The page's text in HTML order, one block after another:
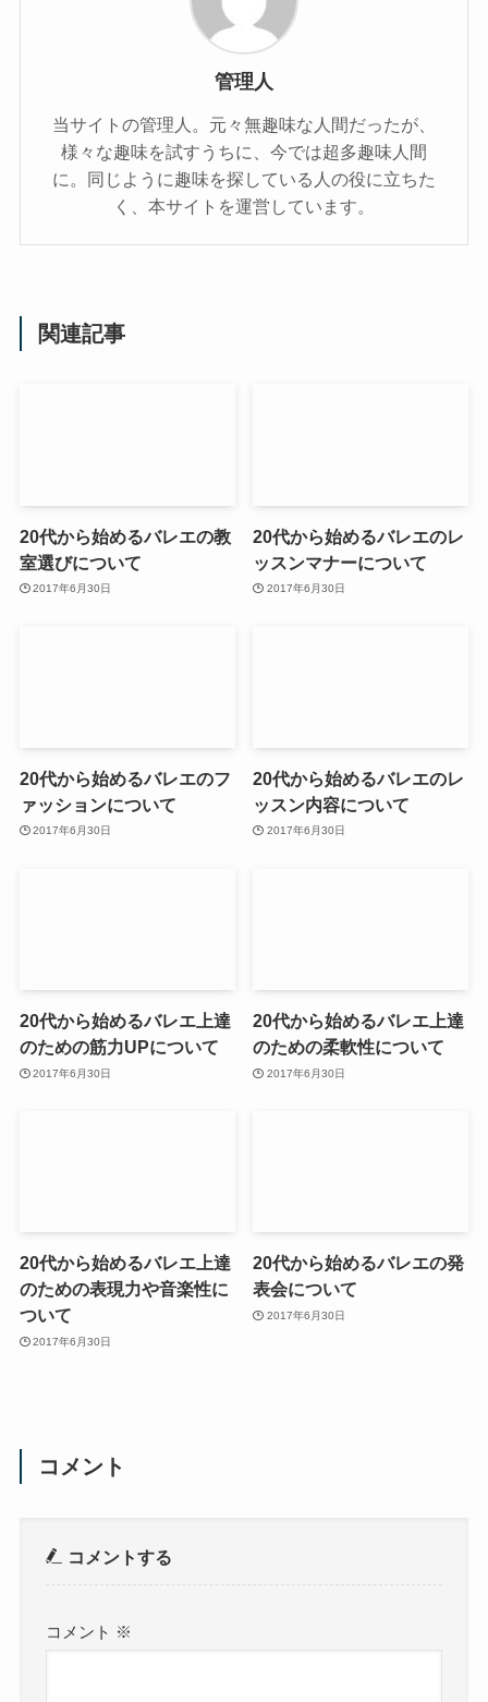
管理人
当サイトの管理人。元々無趣味な人間だったが、
様々な趣味を試すうちに、今では超多趣味人間
に。同じように趣味を探している人の役に立ちた
く、本サイトを運営しています。
関連記事
20代から始めるバレエの教
室選びについて
2017年6月30日
20代から始めるバレエのレ
ッスンマナーについて
2017年6月30日
20代から始めるバレエのフ
ァッションについて
2017年6月30日
20代から始めるバレエのレ
ッスン内容について
2017年6月30日
20代から始めるバレエ上達
のための筋力UPについて
2017年6月30日
20代から始めるバレエ上達
のための柔軟性について
2017年6月30日
20代から始めるバレエ上達
のための表現力や音楽性に
ついて
2017年6月30日
20代から始めるバレエの発
表会について
2017年6月30日
コメント
コメントする
コメント ※